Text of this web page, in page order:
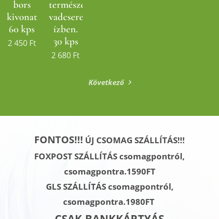
bors
kivonat
60 kps
2 450Ft
természetes
vadcseresznye
ízben.
30 kps
2 680 Ft
Következő
FONTOS!!! ÚJ CSOMAG SZÁLLÍTÁS!!!
FOXPOST SZÁLLÍTÁS csomagpontról,
csomagpontra.1590FT
GLS SZÁLLÍTÁScsomagpontról,
csomagpontra.1980FT